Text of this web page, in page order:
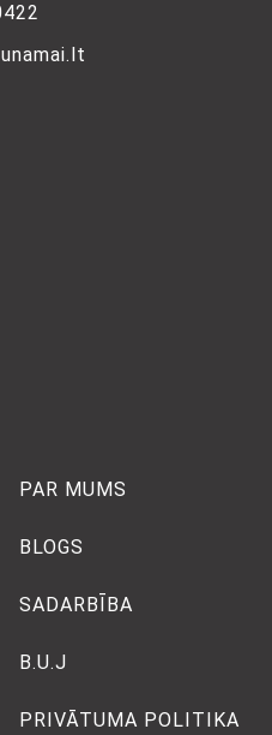
PAR MUMS
BLOGS
SADARBĪBA
B.U.J
PRIVĀTUMA POLITIKA